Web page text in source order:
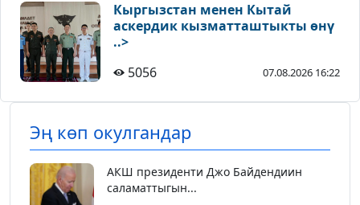
Кыргызстан менен Кытай
аскердик кызматташтыкты өнү
..>
5056
07.08.2026 16:22
Эң көп окулгандар
АКШ президенти Джо Байдендиин
саламаттыгын...